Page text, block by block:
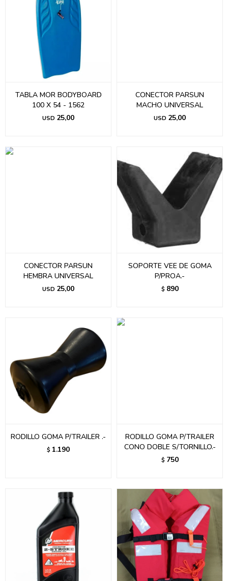
TABLA MOR BODYBOARD
100 X 54 - 1562
USD 25,00
CONECTOR PARSUN
MACHO UNIVERSAL
USD 25,00
CONECTOR PARSUN
HEMBRA UNIVERSAL
USD 25,00
SOPORTE VEE DE GOMA
P/PROA.-
$ 890
RODILLO GOMA P/TRAILER .-
$ 1.190
RODILLO GOMA P/TRAILER
CONO DOBLE S/TORNILLO.-
$ 750